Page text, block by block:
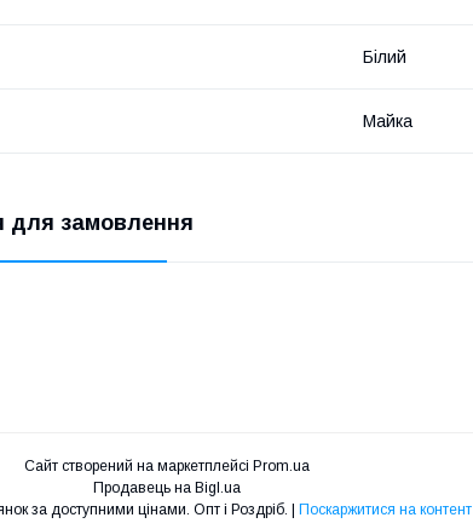
Білий
Майка
для замовлення
Сайт створений на маркетплейсі Prom.ua
Продавець на Bigl.ua
Поскаржитися на контент